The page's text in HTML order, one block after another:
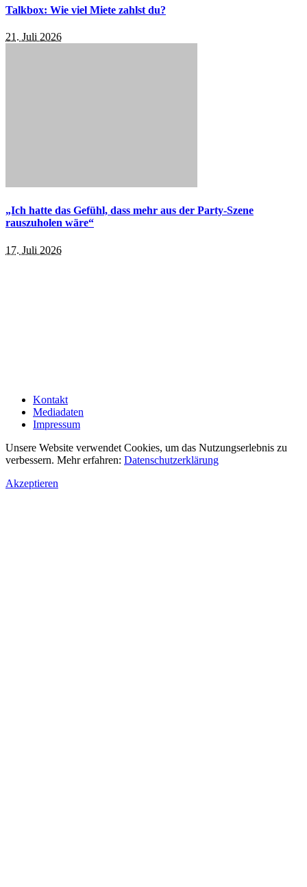
Talkbox: Wie viel Miete zahlst du?
21. Juli 2026
„Ich hatte das Gefühl, dass mehr aus der Party-Szene
rauszuholen wäre“
17. Juli 2026
Kontakt
Mediadaten
Impressum
Unsere Website verwendet Cookies, um das Nutzungserlebnis zu
verbessern. Mehr erfahren: Datenschutzerklärung
Akzeptieren